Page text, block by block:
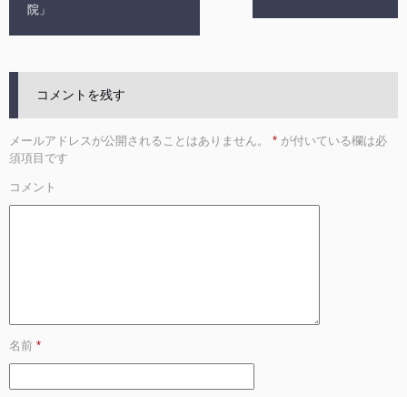
院」
コメントを残す
メールアドレスが公開されることはありません。 * が付いている欄は必
須項目です
コメント
名前 *